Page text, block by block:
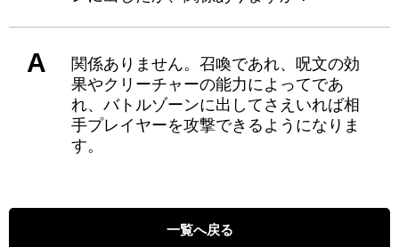
A
関係ありません。召喚であれ、呪文の効
果やクリーチャーの能力によってであ
れ、バトルゾーンに出してさえいれば相
手プレイヤーを攻撃できるようになりま
す。
一覧へ戻る